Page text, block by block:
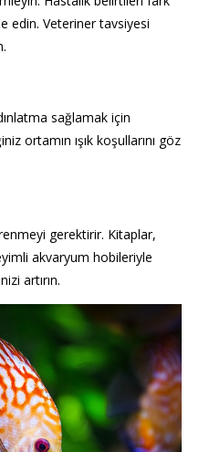
edin. Veteriner tavsiyesi
sağlamak için
ortamın ışık koşullarını göz
gerektirir. Kitaplar,
akvaryum hobileriyle
artırın.